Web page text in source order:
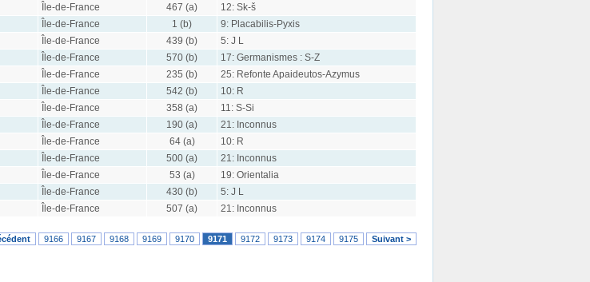
Île-de-France 467 (a)
12: Sk-š
Île-de-France 1 (b)
9: Placabilis-Pyxis
Île-de-France 439 (b)
5: J L
Île-de-France 570 (b)
17: Germanismes : S-Z
Île-de-France 235 (b)
25: Refonte Apaideutos-Azymus
Île-de-France 542 (b)
10: R
Île-de-France 358 (a)
11: S-Si
Île-de-France 190 (a)
21: Inconnus
Île-de-France 64 (a)
10: R
Île-de-France 500 (a)
21: Inconnus
Île-de-France 53 (a)
19: Orientalia
Île-de-France 430 (b)
5: J L
Île-de-France 507 (a) 21: Inconnus
9166 9167 9168 9169 9170 9171 9172 9173 9174 9175 Suivant >